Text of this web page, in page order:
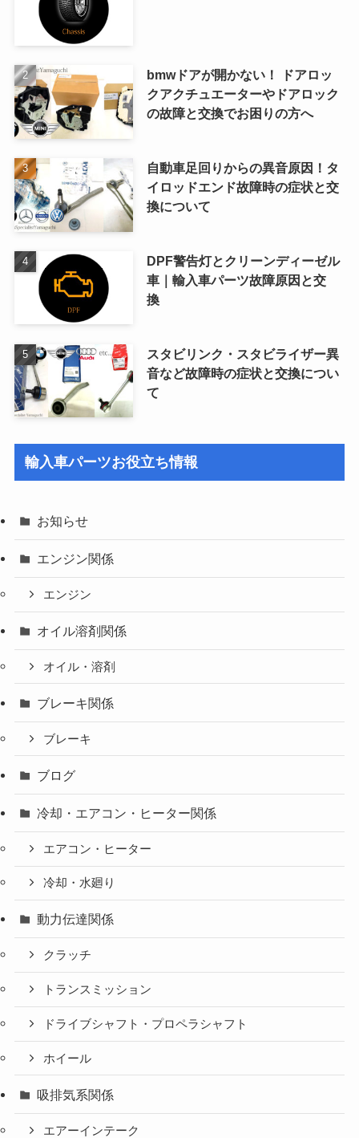
bmwドアが開かない！ ドアロッ
クアクチュエーターやドアロック
の故障と交換でお困りの方へ
自動車足回りからの異音原因！タ
イロッドエンド故障時の症状と交
換について
DPF警告灯とクリーンディーゼル
車｜輸入車パーツ故障原因と交
換
スタビリンク・スタビライザー異
音など故障時の症状と交換につい
て
輸入車パーツお役立ち情報
お知らせ
エンジン関係
エンジン
オイル溶剤関係
オイル・溶剤
ブレーキ関係
ブレーキ
ブログ
冷却・エアコン・ヒーター関係
エアコン・ヒーター
冷却・水廻り
動力伝達関係
クラッチ
トランスミッション
ドライブシャフト・プロペラシャフト
ホイール
吸排気系関係
エアーインテーク